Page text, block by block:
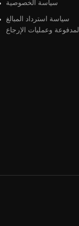
سياسة الخصوصية
سياسة استرداد المبالغ
المدفوعة وعمليات الإرجاع